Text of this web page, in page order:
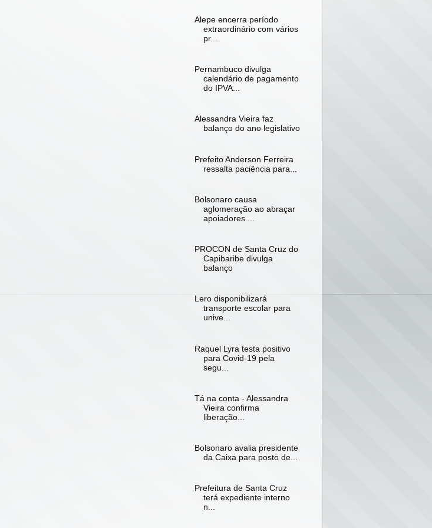
Alepe encerra período
extraordinário com vários
pr...
Pernambuco divulga
calendário de pagamento
do IPVA...
Alessandra Vieira faz
balanço do ano legislativo
Prefeito Anderson Ferreira
ressalta paciência para...
Bolsonaro causa
aglomeração ao abraçar
apoiadores ...
PROCON de Santa Cruz do
Capibaribe divulga
balanço
Lero disponibilizará
transporte escolar para
unive...
Raquel Lyra testa positivo
para Covid-19 pela
segu...
Tá na conta - Alessandra
Vieira confirma
liberação...
Bolsonaro avalia presidente
da Caixa para posto de...
Prefeitura de Santa Cruz
terá expediente interno
n...